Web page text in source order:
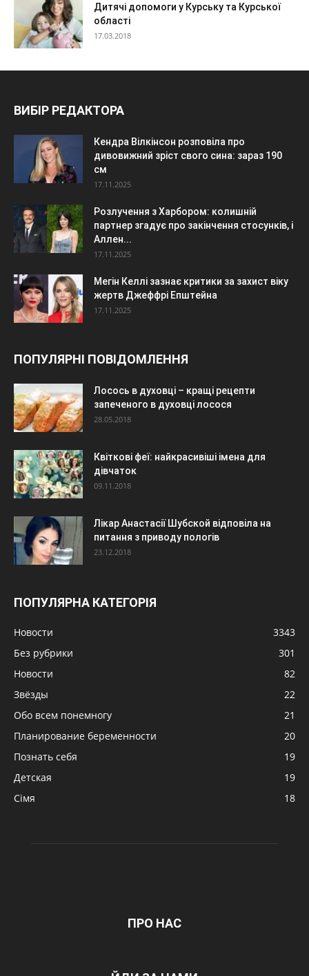
Дитячі допомоги у Курську та Курської
області
17.03.2018
ВИБІР РЕДАКТОРА
Кендра Вілкінсон розповіла про
дивовижний зріст свого сина: зараз 190
см
17.11.2025
Розлучення з Харбором: колишній
партнер згадує про закінчення стосунків, і
Аллен...
17.11.2025
Мегін Келлі зазнає критики за захист віку
жертв Джеффрі Епштейна
17.11.2025
ПОПУЛЯРНІ ПОВІДОМЛЕННЯ
Лосось в духовці – кращі рецепти
запеченого в духовці лосося
28.05.2018
Квіткові феї: найкрасивіші імена для
дівчаток
09.11.2018
Лікар Анастасії Шубской відповіла на
питання з приводу пологів
23.12.2018
ПОПУЛЯРНА КАТЕГОРІЯ
Новости
3343
Без рубрики
301
Новости
82
Звёзды
22
Обо всем понемногу
21
Планирование беременности
20
Познать себя
19
Детская
19
Сімя
18
ПРО НАС